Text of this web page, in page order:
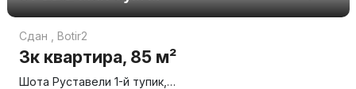
Сдан Botir2
3к квартира, 85 м²
Шота Руставели 1-й тупик,…